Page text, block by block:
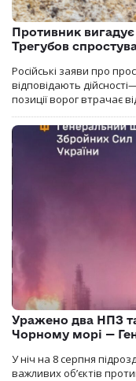
Противник вигадує
Трегубов
Російські заяви про
відповідають
позиції ворог втрачає
Уражено два НПЗ
Чорному морі —
У ніч на 8 серпня
важливих об’єктів